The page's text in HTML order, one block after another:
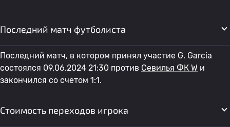
Последний матч футболиста
Последний матч, в котором принял участие G. Garcia
состоялся 09.06.2024 21:30 против Севилья ФК W и
закончился со счетом 1:1.
Стоимость переходов игрока